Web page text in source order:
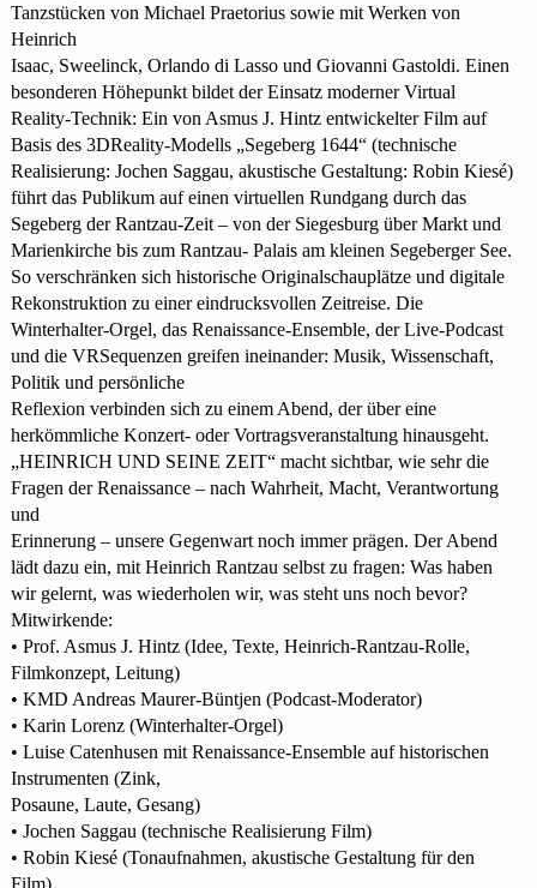
Tanzstücken von Michael Praetorius sowie mit Werken von
Heinrich
Isaac, Sweelinck, Orlando di Lasso und Giovanni Gastoldi. Einen
besonderen Höhepunkt bildet der Einsatz moderner Virtual
Reality-Technik: Ein von Asmus J. Hintz entwickelter Film auf
Basis des 3DReality-Modells „Segeberg 1644“ (technische
Realisierung: Jochen Saggau, akustische Gestaltung: Robin Kiesé)
führt das Publikum auf einen virtuellen Rundgang durch das
Segeberg der Rantzau-Zeit – von der Siegesburg über Markt und
Marienkirche bis zum Rantzau- Palais am kleinen Segeberger See.
So verschränken sich historische Originalschauplätze und digitale
Rekonstruktion zu einer eindrucksvollen Zeitreise. Die
Winterhalter-Orgel, das Renaissance-Ensemble, der Live-Podcast
und die VRSequenzen greifen ineinander: Musik, Wissenschaft,
Politik und persönliche
Reflexion verbinden sich zu einem Abend, der über eine
herkömmliche Konzert- oder Vortragsveranstaltung hinausgeht.
„HEINRICH UND SEINE ZEIT“ macht sichtbar, wie sehr die
Fragen der Renaissance – nach Wahrheit, Macht, Verantwortung
und
Erinnerung – unsere Gegenwart noch immer prägen. Der Abend
lädt dazu ein, mit Heinrich Rantzau selbst zu fragen: Was haben
wir gelernt, was wiederholen wir, was steht uns noch bevor?
Mitwirkende:
• Prof. Asmus J. Hintz (Idee, Texte, Heinrich-Rantzau-Rolle,
Filmkonzept, Leitung)
• KMD Andreas Maurer-Büntjen (Podcast-Moderator)
• Karin Lorenz (Winterhalter-Orgel)
• Luise Catenhusen mit Renaissance-Ensemble auf historischen
Instrumenten (Zink,
Posaune, Laute, Gesang)
• Jochen Saggau (technische Realisierung Film)
• Robin Kiesé (Tonaufnahmen, akustische Gestaltung für den
Film)